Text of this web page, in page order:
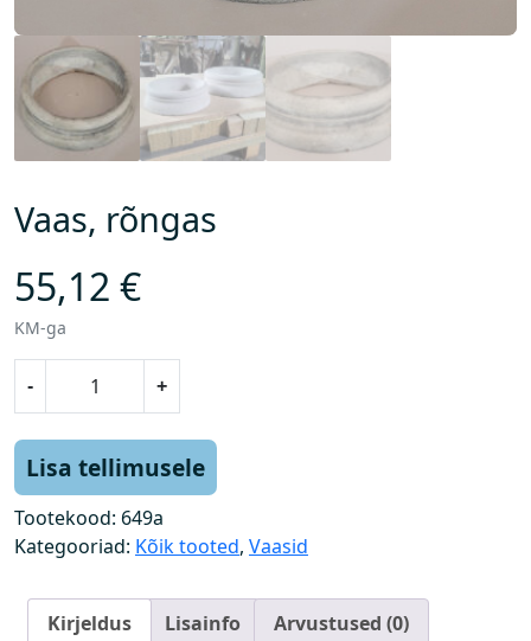
Vaas, rõngas
55,12 €
KM-ga
-
,
r
õ
+
Lisa tellimusele
Tootekood: 649a
Kategooriad: Kõik tooted, Vaasid
Kirjeldus Lisainfo Arvustused (0)